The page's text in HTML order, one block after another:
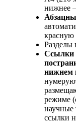
нижнее
красную
Разделы
Ссылки
нижнем
режиме
научные
ссылки